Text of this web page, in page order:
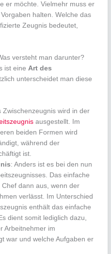
er möchte. Vielmehr muss er
halten. Welche das
Zeugnis bedeutet,
versteht man darunter?
ist eine Art des
unterscheidet man diese
Zwischenzeugnis wird in der
ausgestellt. Im
beiden Formen wird
während der
ist.
: Anders ist es bei den nun
Das einfache
dann aus, wenn der
verlässt. Im Unterschied
enthält das einfache
dient somit lediglich dazu,
Arbeitnehmer im
war und welche Aufgaben er